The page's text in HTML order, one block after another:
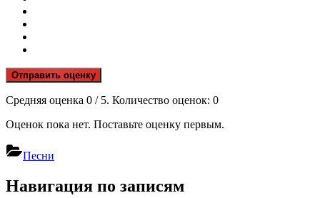
Отправить оценку
Средняя оценка 0 / 5. Количество оценок: 0
Оценок пока нет. Поставьте оценку первым.
Песни
Навигация по записям